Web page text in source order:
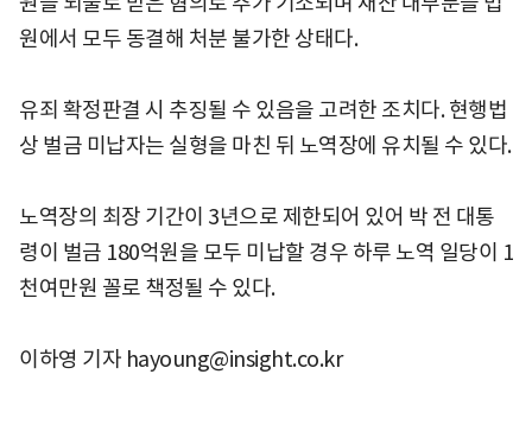
원에서 모두 동결해 처분 불가한 상태다.
유죄 확정판결 시 추징될 수 있음을 고려한 조치다. 현행법
상 벌금 미납자는 실형을 마친 뒤 노역장에 유치될 수 있다.
노역장의 최장 기간이 3년으로 제한되어 있어 박 전 대통
령이 벌금 180억원을 모두 미납할 경우 하루 노역 일당이 1
천여만원 꼴로 책정될 수 있다.
이하영 기자 hayoung@insight.co.kr